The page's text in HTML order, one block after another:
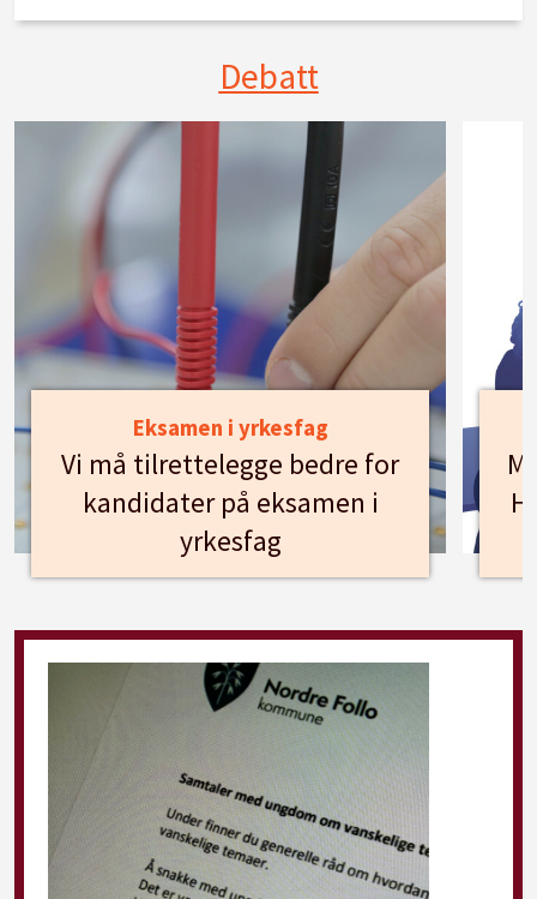
Debatt
Eksamen i yrkesfag
Vi må tilrettelegge bedre for
kandidater på eksamen i
yrkesfag